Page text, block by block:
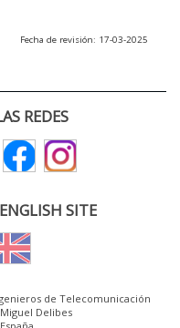
Fecha de revisión: 17-03-2025
REDES
SITE
de Telecomunicación
Delibes